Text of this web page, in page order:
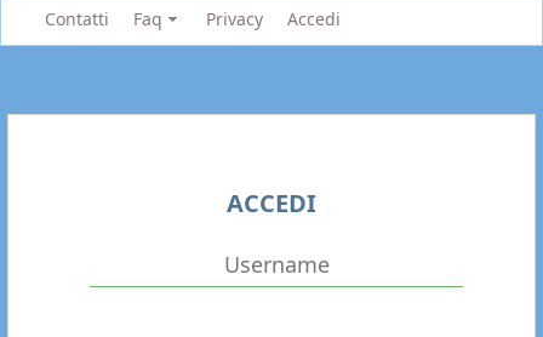
Contatti Faq Privacy Accedi
ACCEDI